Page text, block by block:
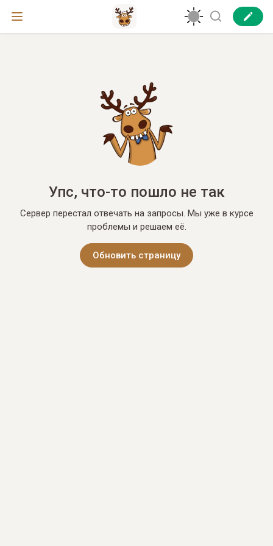
Упс, что-то пошло не так
Сервер перестал отвечать на запросы. Мы уже в курсе
проблемы и решаем её.
Обновить страницу